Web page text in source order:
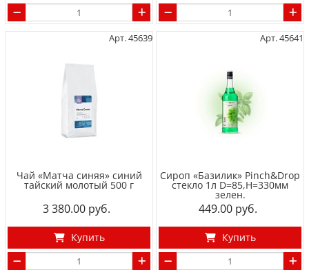
Арт. 45639
Чай «Матча синяя» синий
тайский молотый 500 г
3 380.00
Купить
Арт. 45641
Сироп «Базилик» Pinch&Drop
стекло 1л D=85,H=330мм
зелен.
449.00
Купить